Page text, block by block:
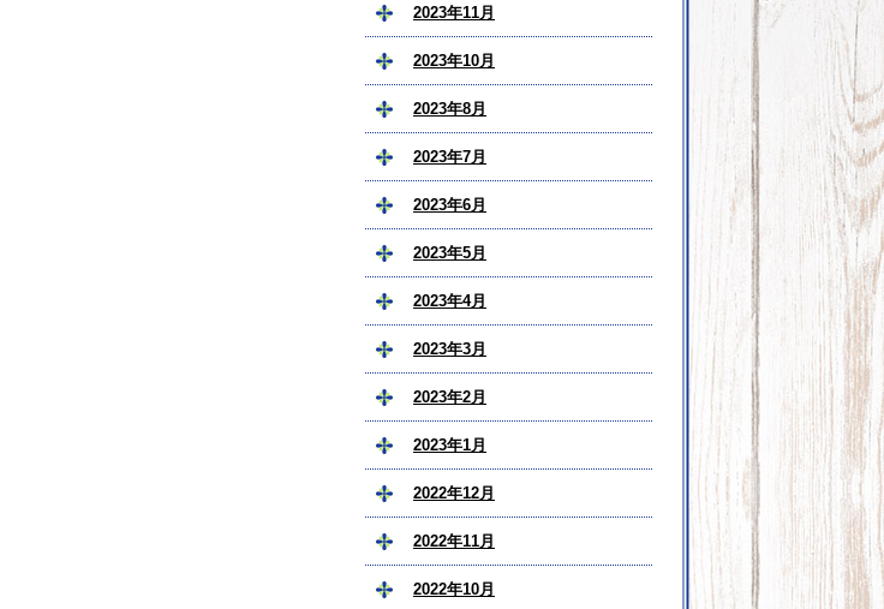
2023年11月
2023年10月
2023年8月
2023年7月
2023年6月
2023年5月
2023年4月
2023年3月
2023年2月
2023年1月
2022年12月
2022年11月
2022年10月